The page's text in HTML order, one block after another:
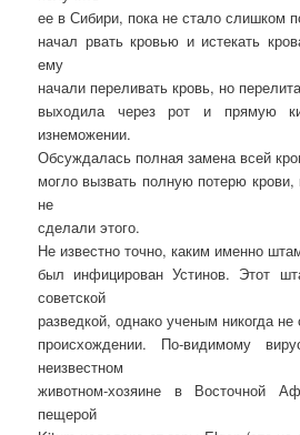
ее в Сибири, пока не стало слишком
начал рвать кровью и истекать
ему
начали переливать кровь, но
выходила через рот и прямую
изнеможении.
Обсуждалась полная замена всей
могло вызвать полную потерю крови,
не
сделали этого.
Не известно точно, каким именно
был инфицирован Устинов. Этот
советской
разведкой, однако ученым никогда
происхождении. По-видимому
неизвестном
животном-хозяине в Восточной
пещерой